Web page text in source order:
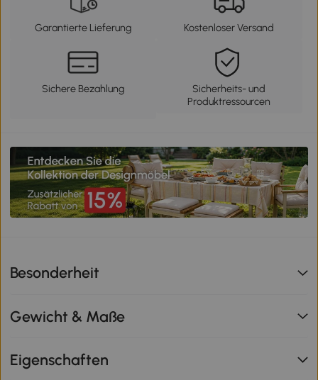
Garantierte Lieferung Kostenloser Versand
Sichere Bezahlung
Sicherheits- und
Produktressourcen
Besonderheit
Gewicht & Maße
Eigenschaften